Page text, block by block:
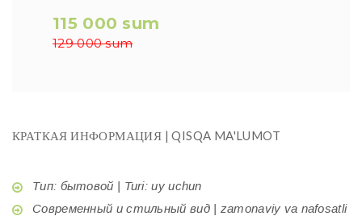
115 000 sum
129 000 sum
КРАТКАЯ ИНФОРМАЦИЯ | QISQA MA'LUMOT
Тип: бытовой | Turi: uy uchun
Современный и стильный вид | zamonaviy va nafosatli